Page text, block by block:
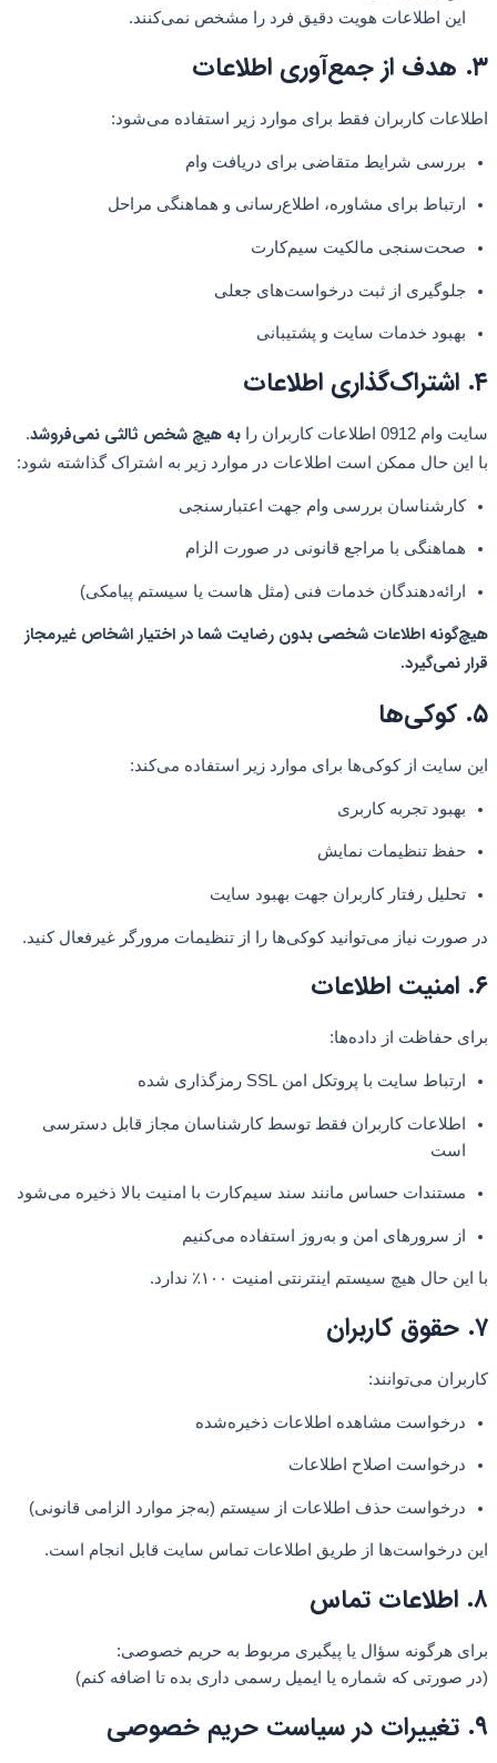
این اطلاعات هویت دقیق فرد را مشخص نمی‌کنند.
۳. هدف از جمع‌آوری اطلاعات
اطلاعات کاربران فقط برای موارد زیر استفاده می‌شود:
بررسی شرایط متقاضی برای دریافت وام
ارتباط برای مشاوره، اطلاع‌رسانی و هماهنگی مراحل
صحت‌سنجی مالکیت سیم‌کارت
جلوگیری از ثبت درخواست‌های جعلی
بهبود خدمات سایت و پشتیبانی
۴. اشتراک‌گذاری اطلاعات
سایت وام 0912 اطلاعات کاربران را به هیچ شخص ثالثی نمی‌فروشد.
با این حال ممکن است اطلاعات در موارد زیر به اشتراک گذاشته شود:
کارشناسان بررسی وام جهت اعتبارسنجی
هماهنگی با مراجع قانونی در صورت الزام
ارائه‌دهندگان خدمات فنی (مثل هاست یا سیستم پیامکی)
هیچ‌گونه اطلاعات شخصی بدون رضایت شما در اختیار اشخاص غیرمجاز
قرار نمی‌گیرد.
۵. کوکی‌ها
این سایت از کوکی‌ها برای موارد زیر استفاده می‌کند:
بهبود تجربه کاربری
حفظ تنظیمات نمایش
تحلیل رفتار کاربران جهت بهبود سایت
در صورت نیاز می‌توانید کوکی‌ها را از تنظیمات مرورگر غیرفعال کنید.
۶. امنیت اطلاعات
برای حفاظت از داده‌ها:
ارتباط سایت با پروتکل امن SSL رمزگذاری شده
اطلاعات کاربران فقط توسط کارشناسان مجاز قابل دسترسی
است
مستندات حساس مانند سند سیم‌کارت با امنیت بالا ذخیره می‌شود
از سرورهای امن و به‌روز استفاده می‌کنیم
با این حال هیچ سیستم اینترنتی امنیت ۱۰۰٪ ندارد.
۷. حقوق کاربران
کاربران می‌توانند:
درخواست مشاهده اطلاعات ذخیره‌شده
درخواست اصلاح اطلاعات
درخواست حذف اطلاعات از سیستم (به‌جز موارد الزامی قانونی)
این درخواست‌ها از طریق اطلاعات تماس سایت قابل انجام است.
۸. اطلاعات تماس
برای هرگونه سؤال یا پیگیری مربوط به حریم خصوصی:
(در صورتی که شماره یا ایمیل رسمی داری بده تا اضافه کنم)
۹. تغییرات در سیاست حریم خصوصی